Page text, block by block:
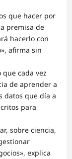
que hacer por
premisa de
hacerlo con
afirma sin
que cada vez
de aprender a
datos que día a
para
sobre ciencia,
explica